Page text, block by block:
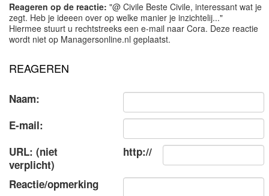
Reageren op de reactie: "@ Civile Beste Civile, interessant wat je
zegt. Heb je ideeen over op welke manier je inzichtelij..."
Hiermee stuurt u rechtstreeks een e-mail naar Cora. Deze reactie
wordt niet op Managersonline.nl geplaatst.
REAGEREN
Naam:
E-mail:
URL: (niet
verplicht)
http://
Reactie/opmerking